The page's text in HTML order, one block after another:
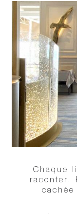
Chaque
raconter.